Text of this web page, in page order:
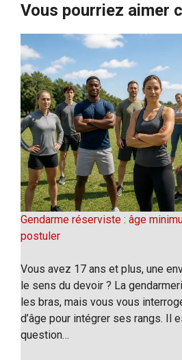
Vous pourriez aimer
Gendarme réserviste : âge
postuler
Vous avez 17 ans et plus, une
le sens du devoir ? La
les bras, mais vous vous
d’âge pour intégrer ses rangs. Il
question…